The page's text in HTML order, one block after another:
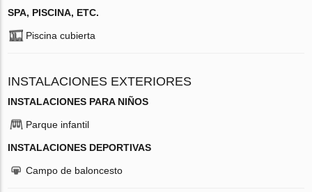
SPA, PISCINA, ETC.
Piscina cubierta
INSTALACIONES EXTERIORES
INSTALACIONES PARA NIÑOS
Parque infantil
INSTALACIONES DEPORTIVAS
Campo de baloncesto